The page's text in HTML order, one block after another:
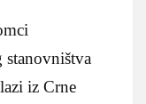
stanovništva
iz Crne